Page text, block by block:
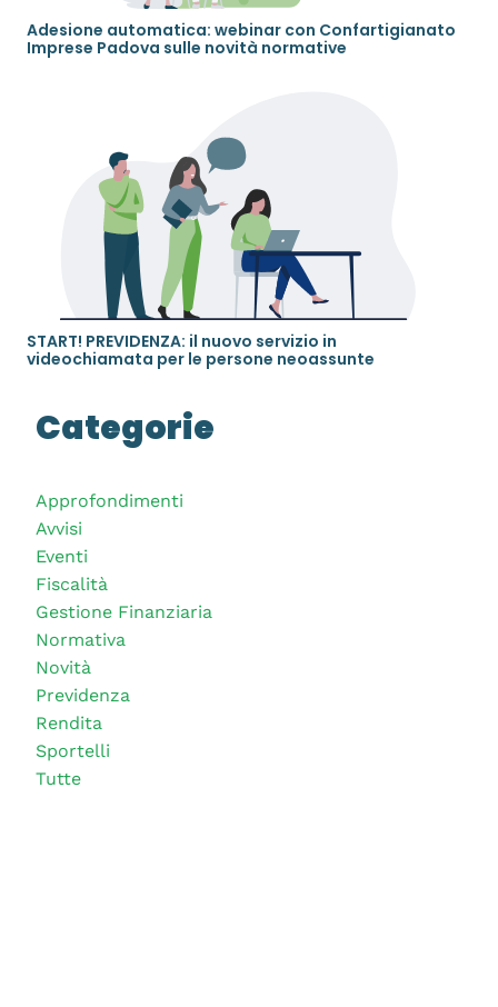
Adesione automatica: webinar con Confartigianato
Imprese Padova sulle novità normative
START! PREVIDENZA: il nuovo servizio in
videochiamata per le persone neoassunte
Categorie
Approfondimenti
Avvisi
Eventi
Fiscalità
Gestione Finanziaria
Normativa
Novità
Previdenza
Rendita
Sportelli
Tutte